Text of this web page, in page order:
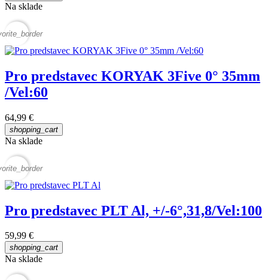
Na sklade
Pro predstavec KORYAK 3Five 0° 35mm
/Vel:60
64,99 €
shopping_cart
Na sklade
Pro predstavec PLT Al, +/-6°,31,8/Vel:100
59,99 €
shopping_cart
Na sklade